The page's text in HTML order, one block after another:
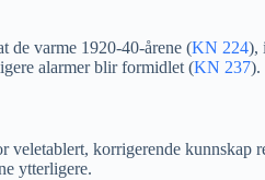
de varme 1920-40-årene (KN 224),
alarmer blir formidlet (KN 237).
korrigerende kunnskap
ytterligere.